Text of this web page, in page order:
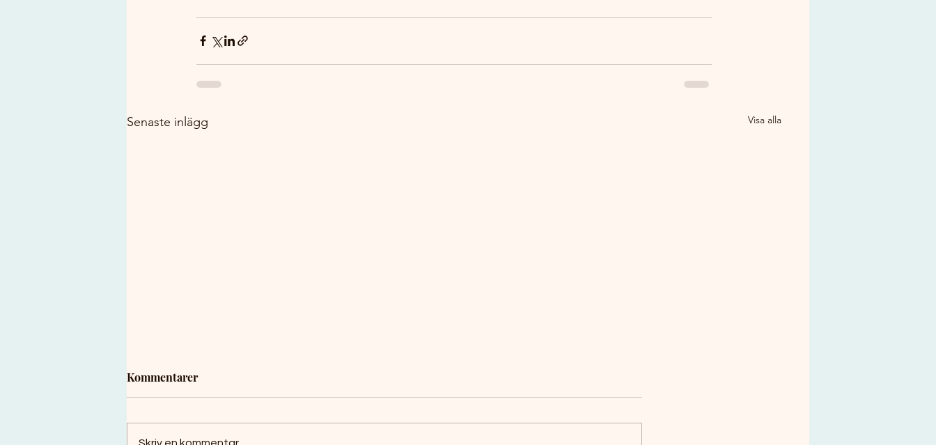
Senaste inlägg Visa alla
Kommentarer